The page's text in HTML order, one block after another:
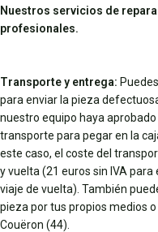
Nuestros servicios de
profesionales.
Transporte y entrega:
para enviar la pieza
nuestro equipo haya
transporte para pegar en la
este caso, el coste del
y vuelta (21 euros sin IVA para
viaje de vuelta). También
pieza por tus propios medios
Couëron (44).